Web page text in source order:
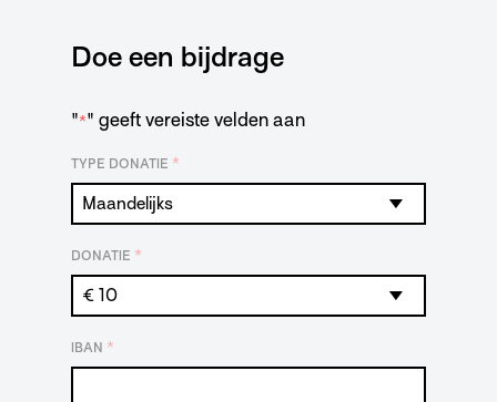
Doe een bijdrage
"*" geeft vereiste velden aan
TYPE DONATIE *
DONATIE *
IBAN *